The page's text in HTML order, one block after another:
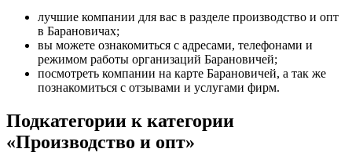
лучшие компании для вас в разделе производство и опт
в Барановичах;
вы можете ознакомиться с адресами, телефонами и
режимом работы организаций Барановичей;
посмотреть компании на карте Барановичей, а так же
познакомиться с отзывами и услугами фирм.
Подкатегории к категории
«Производство и опт»